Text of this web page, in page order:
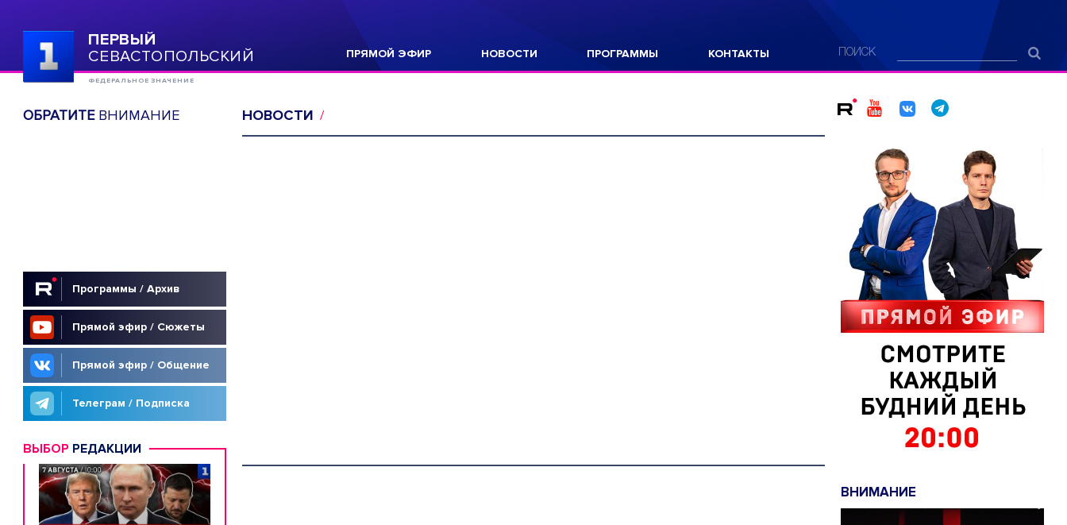
ПЕРВЫЙ
СЕВАСТОПОЛЬСКИЙ
ФЕДЕРАЛЬНОЕ ЗНАЧЕНИЕ
ПРЯМОЙ ЭФИР НОВОСТИ ПРОГРАММЫ КОНТАКТЫ ПОИСК
ОБРАТИТЕВНИМАНИЕ
Программы / Архив
Прямой эфир / Сюжеты
Прямой эфир / Общение
Телеграм / Подписка
ВЫБОР РЕДАКЦИИ
НОВОСТИ
ВНИМАНИЕ